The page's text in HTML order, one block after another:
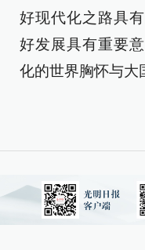
好现代化之路具
好发展具有重要
化的世界胸怀与大